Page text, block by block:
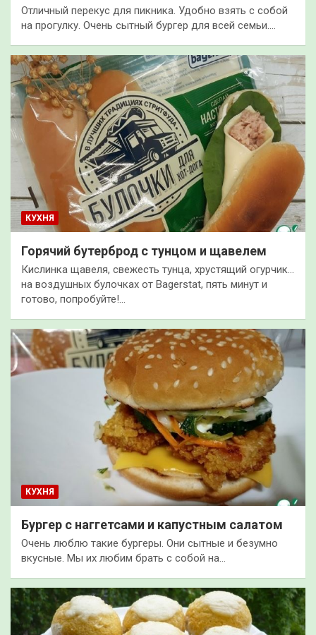
Отличный перекус для пикника. Удобно взять с собой
на прогулку. Очень сытный бургер для всей семьи.…
КУХНЯ
Горячий бутерброд с тунцом и щавелем
Кислинка щавеля, свежесть тунца, хрустящий огурчик…
на воздушных булочках от Bagerstat, пять минут и
готово, попробуйте!…
КУХНЯ
Бургер с наггетсами и капустным салатом
Очень люблю такие бургеры. Они сытные и безумно
вкусные. Мы их любим брать с собой на…